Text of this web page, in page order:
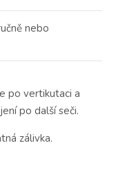
nebo
po vertikutaci a
po další seči.
zálivka.